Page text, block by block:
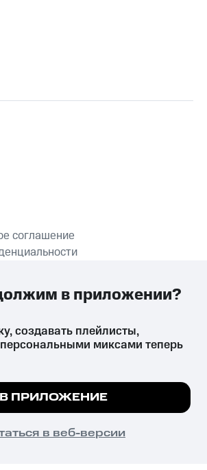
ПРИЛОЖЕНИЕ
соглашение
их аналогов причиняет вред здоровью,
запрещён и влечёт установленную
куки, чтобы на сайте все
ПОНЯТНО
создавать плейлисты,
миксами теперь
В ПРИЛОЖЕНИЕ
в веб-версии